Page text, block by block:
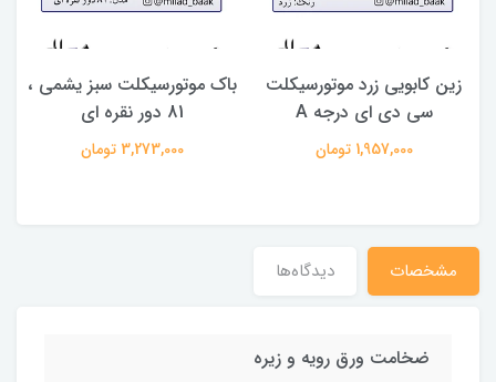
زین کابویی زرد موتورسیکلت
سی دی ای درجه A
1,957,000 تومان
باک موتورسیکلت سبز یشمی ،
81 دور نقره ای
3,273,000 تومان
مشخصات دیدگاه‌ها
ضخامت ورق رویه و زیره